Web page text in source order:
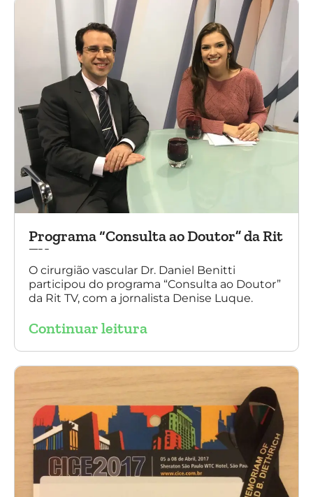
Programa “Consulta ao Doutor” da Rit
TV
O cirurgião vascular Dr. Daniel Benitti
participou do programa “Consulta ao Doutor”
da Rit TV, com a jornalista Denise Luque.
Continuar leitura